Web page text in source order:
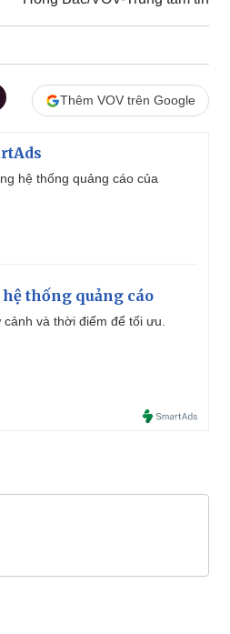
Thêm VOV trên Google
hệ thống quảng cáo của
thống quảng cáo
và thời điểm để tối ưu.